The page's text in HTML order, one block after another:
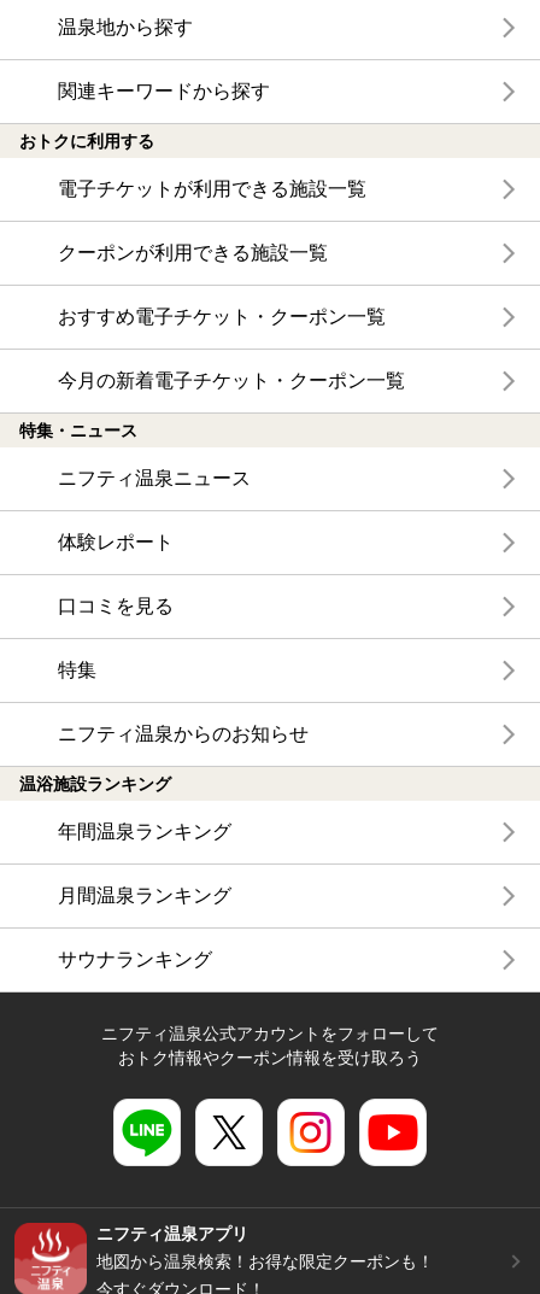
温泉地から探す
関連キーワードから探す
おトクに利用する
電子チケットが利用できる施設一覧
クーポンが利用できる施設一覧
おすすめ電子チケット・クーポン一覧
今月の新着電子チケット・クーポン一覧
特集・ニュース
ニフティ温泉ニュース
体験レポート
口コミを見る
特集
ニフティ温泉からのお知らせ
温浴施設ランキング
年間温泉ランキング
月間温泉ランキング
サウナランキング
ニフティ温泉公式アカウントをフォローして
おトク情報やクーポン情報を受け取ろう
ニフティ温泉アプリ
地図から温泉検索！お得な限定クーポンも！
今すぐダウンロード！